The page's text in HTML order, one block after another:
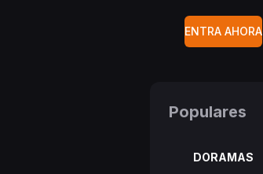
ENTRA AHORA
Populares
DORAMAS